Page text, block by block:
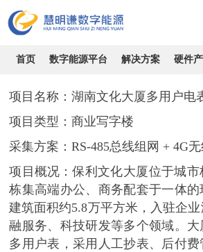
首页 数字能源平台 解决方案 硬件
湖南文化大厦多用户电表预付费
时间：2026-08-08 浏览：2092
项目名称 ：湖南文化大厦多用户电
项目类型 ：商业写字楼
采集方案 ：RS-485总线组网 + 4G
项目概况 ：保利文化大厦位于城
栋集高端办公、商务配套于一体
建筑面积约5.8万平方米，入驻企
融服务、科技研发等多个领域。
多用户表，采用人工抄表、后付费